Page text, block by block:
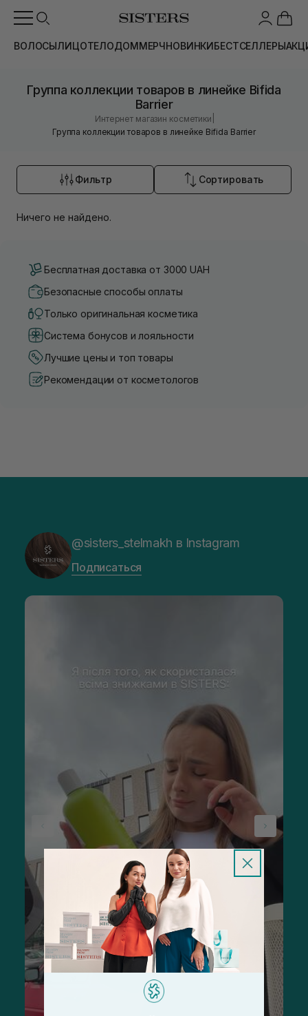
ВОЛОСЫЛИЦОТЕЛОДОММЕРЧНОВИНКИБЕСТСЕЛЛЕРЫ
Группа коллекции товаров в линейке Bifida
Barrier
Интернет магазин косметики
Группа коллекции товаров в линейке Bifida Barrier
Фильтр Сортировать
Ничего не найдено.
Бесплатная доставка от 3000 UAH
Безопасные способы оплаты
Только оригинальная косметика
Система бонусов и лояльности
Лучшие цены и топ товары
Рекомендации от косметологов
@sisters_stelmakh в Instagram
Подписаться